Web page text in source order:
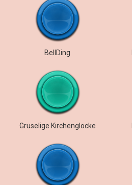
BellDing
Gruselige Kirchenglocke